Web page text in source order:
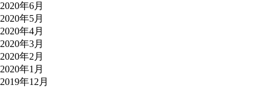
2020年6月
2020年5月
2020年4月
2020年3月
2020年2月
2020年1月
2019年12月